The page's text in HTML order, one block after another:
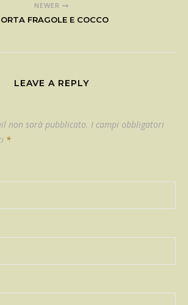
NEWER
FRAGOLE E COCCO
LEAVE A REPLY
non sarà pubblicato. I campi obbligatori
*